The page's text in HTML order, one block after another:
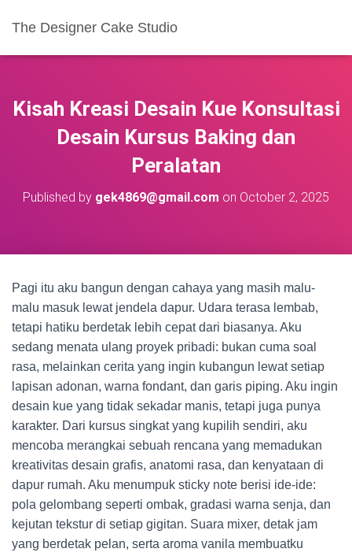
The Designer Cake Studio
Kisah Kreasi Desain Kue Konsultasi
Desain Kursus Baking dan
Peralatan
Published by gek4869@gmail.com on October 2, 2025
Pagi itu aku bangun dengan cahaya yang masih malu-
malu masuk lewat jendela dapur. Udara terasa lembab,
tetapi hatiku berdetak lebih cepat dari biasanya. Aku
sedang menata ulang proyek pribadi: bukan cuma soal
rasa, melainkan cerita yang ingin kubangun lewat setiap
lapisan adonan, warna fondant, dan garis piping. Aku ingin
desain kue yang tidak sekadar manis, tetapi juga punya
karakter. Dari kursus singkat yang kupilih sendiri, aku
mencoba merangkai sebuah rencana yang memadukan
kreativitas desain grafis, anatomi rasa, dan kenyataan di
dapur rumah. Aku menumpuk sticky note berisi ide-ide:
pola gelombang seperti ombak, gradasi warna senja, dan
kejutan tekstur di setiap gigitan. Suara mixer, detak jam
yang berdetak pelan, serta aroma vanila membuatku